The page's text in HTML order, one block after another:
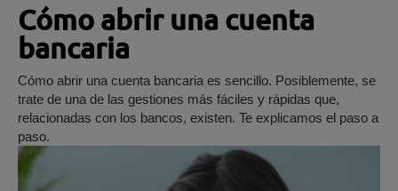
Cómo abrir una cuenta
bancaria
Cómo abrir una cuenta bancaria es sencillo. Posiblemente, se
trate de una de las gestiones más fáciles y rápidas que,
relacionadas con los bancos, existen. Te explicamos el paso a
paso.